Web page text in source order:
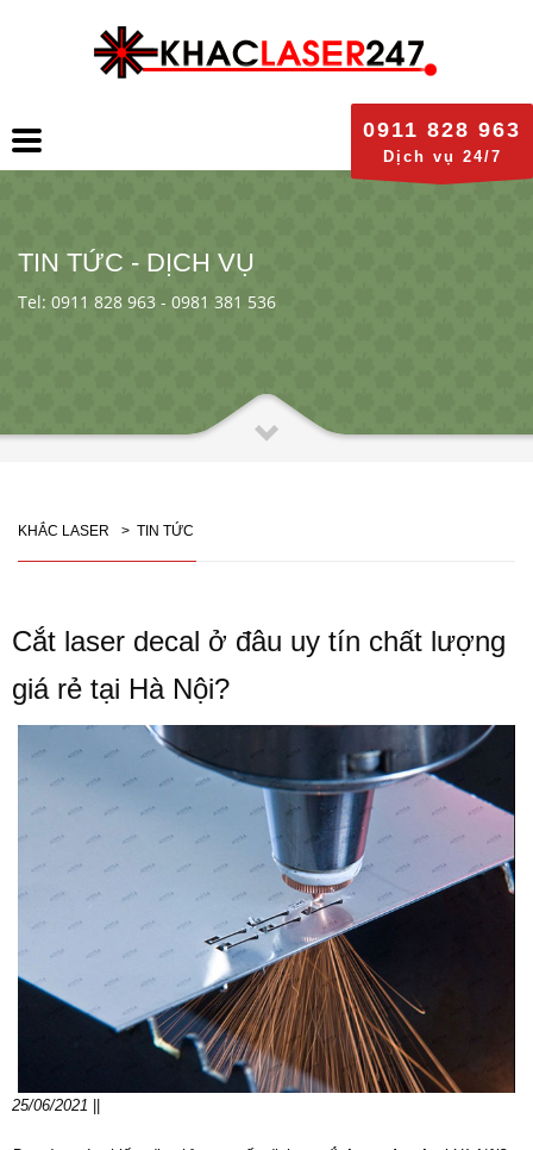
0911 828 963
Dịch vụ 24/7
TIN TỨC - DỊCH VỤ
Tel: 0911 828 963 - 0981 381 536
KHẮC LASER > TIN TỨC
Cắt laser decal ở đâu uy tín chất lượng
giá rẻ tại Hà Nội?
25/06/2021